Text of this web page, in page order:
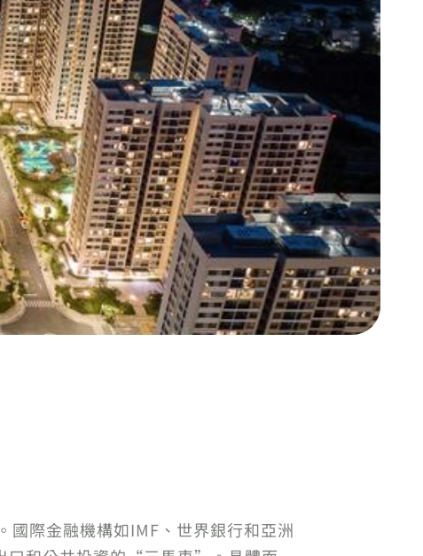
際金融機構如IMF、世界銀行和亞洲